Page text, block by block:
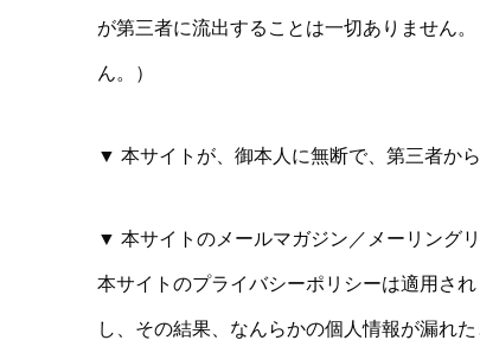
が第三者に流出することは一切ありません
ん。）
▼ 本サイトが、御本人に無断で、第三者か
▼ 本サイトのメールマガジン／メーリング
本サイトのプライバシーポリシーは適用さ
し、その結果、なんらかの個人情報が漏れ